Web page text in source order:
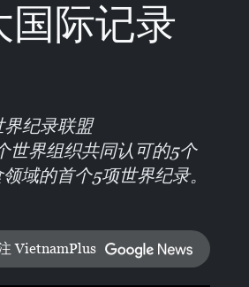
国际记录
纪录联盟
世界组织共同认可的5个
域的首个5项世界纪录。
VietnamPlus